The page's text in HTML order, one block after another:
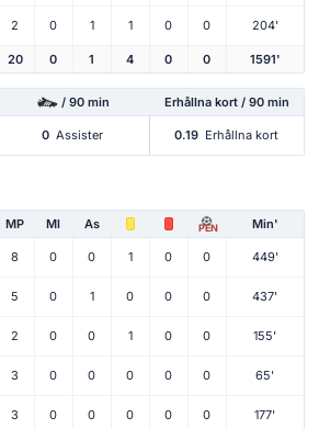
2 0 1 1 0 0 204'
20 0 1 4 0 0 1591'
/ 90 min Erhållna kort / 90 min
0 Assister 0.19 Erhållna kort
MP Ml As PEN Min'
8 0 0 1 0 0 449'
5 0 1 0 0 0 437'
2 0 0 1 0 0 155'
3 0 0 0 0 0 65'
3 0 0 0 0 0 177'